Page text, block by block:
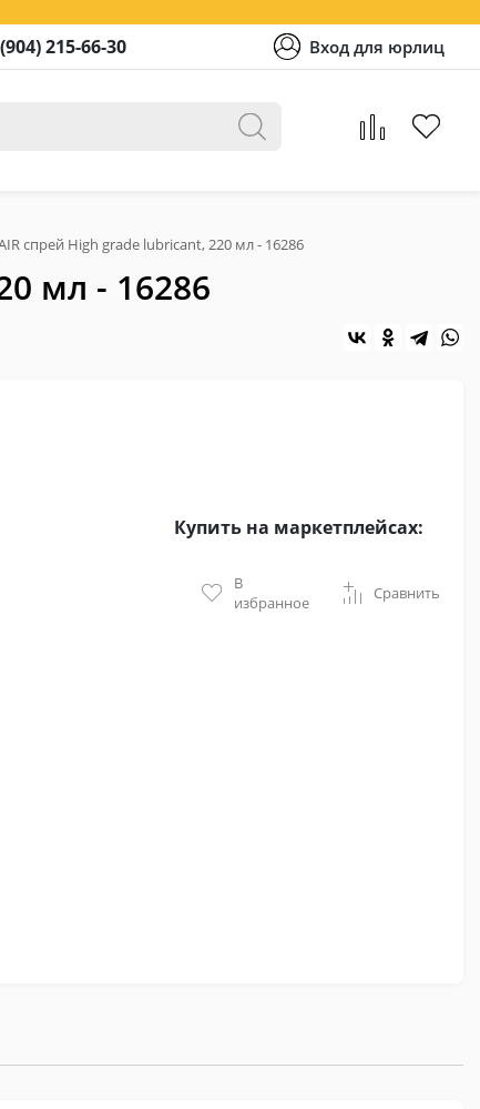
215-66-30 Вход для юрлиц
спрей High grade lubricant, 220 мл - 16286
мл - 16286
Купить на маркетплейсах:
В
избранное
Сравнить